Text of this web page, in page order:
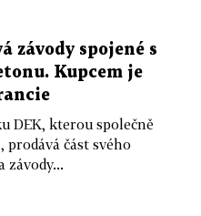
závody spojené s
Kupcem je
DEK, kterou společně
část svého
závody...